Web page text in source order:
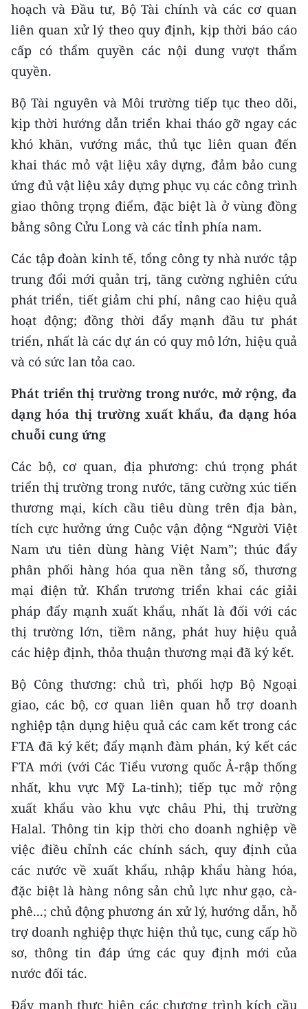
hoạch và Đầu tư, Bộ Tài chính và các cơ quan
liên quan xử lý theo quy định, kịp thời báo cáo
cấp có thẩm quyền các nội dung vượt thẩm
quyền.
Bộ Tài nguyên và Môi trường tiếp tục theo dõi,
kịp thời hướng dẫn triển khai tháo gỡ ngay các
khó khăn, vướng mắc, thủ tục liên quan đến
khai thác mỏ vật liệu xây dựng, đảm bảo cung
ứng đủ vật liệu xây dựng phục vụ các công trình
giao thông trọng điểm, đặc biệt là ở vùng đồng
bằng sông Cửu Long và các tỉnh phía nam.
Các tập đoàn kinh tế, tổng công ty nhà nước tập
trung đổi mới quản trị, tăng cường nghiên cứu
phát triển, tiết giảm chi phí, nâng cao hiệu quả
hoạt động; đồng thời đẩy mạnh đầu tư phát
triển, nhất là các dự án có quy mô lớn, hiệu quả
và có sức lan tỏa cao.
Phát triển thị trường trong nước, mở rộng, đa
dạng hóa thị trường xuất khẩu, đa dạng hóa
chuỗi cung ứng
Các bộ, cơ quan, địa phương: chú trọng phát
triển thị trường trong nước, tăng cường xúc tiến
thương mại, kích cầu tiêu dùng trên địa bàn,
tích cực hưởng ứng Cuộc vận động “Người Việt
Nam ưu tiên dùng hàng Việt Nam”; thúc đẩy
phân phối hàng hóa qua nền tảng số, thương
mại điện tử. Khẩn trương triển khai các giải
pháp đẩy mạnh xuất khẩu, nhất là đối với các
thị trường lớn, tiềm năng, phát huy hiệu quả
các hiệp định, thỏa thuận thương mại đã ký kết.
Bộ Công thương: chủ trì, phối hợp Bộ Ngoại
giao, các bộ, cơ quan liên quan hỗ trợ doanh
nghiệp tận dụng hiệu quả các cam kết trong các
FTA đã ký kết; đẩy mạnh đàm phán, ký kết các
FTA mới (với Các Tiểu vương quốc Ả-rập thống
nhất, khu vực Mỹ La-tinh); tiếp tục mở rộng
xuất khẩu vào khu vực châu Phi, thị trường
Halal. Thông tin kịp thời cho doanh nghiệp về
việc điều chỉnh các chính sách, quy định của
các nước về xuất khẩu, nhập khẩu hàng hóa,
đặc biệt là hàng nông sản chủ lực như gạo, cà-
phê...; chủ động phương án xử lý, hướng dẫn, hỗ
trợ doanh nghiệp thực hiện thủ tục, cung cấp hồ
sơ, thông tin đáp ứng các quy định mới của
nước đối tác.
Đẩy mạnh thực hiện các chương trình kích cầu